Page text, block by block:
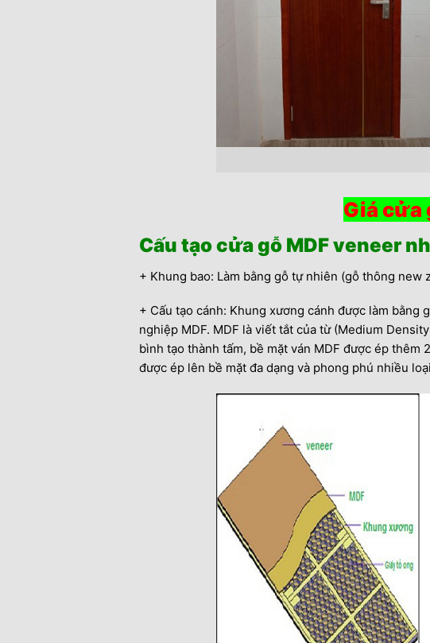
Giá cửa
Cấu tạo cửa gỗ MDF veneer
+ Khung bao: Làm bằng gỗ tự nhiên (gỗ thông new
+ Cấu tạo cánh: Khung xương cánh được làm bằng
nghiệp MDF. MDF là viết tắt của từ (Medium
bình tạo thành tấm, bề mặt ván MDF được ép
được ép lên bề mặt đa dạng và phong phú nhiều